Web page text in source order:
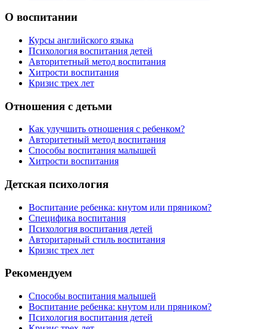
О воспитании
Курсы английского языка
Психология воспитания детей
Авторитетный метод воспитания
Хитрости воспитания
Кризис трех лет
Отношения с детьми
Как улучшить отношения с ребенком?
Авторитетный метод воспитания
Способы воспитания малышей
Хитрости воспитания
Детская психология
Воспитание ребенка: кнутом или пряником?
Специфика воспитания
Психология воспитания детей
Авторитарный стиль воспитания
Кризис трех лет
Рекомендуем
Способы воспитания малышей
Воспитание ребенка: кнутом или пряником?
Психология воспитания детей